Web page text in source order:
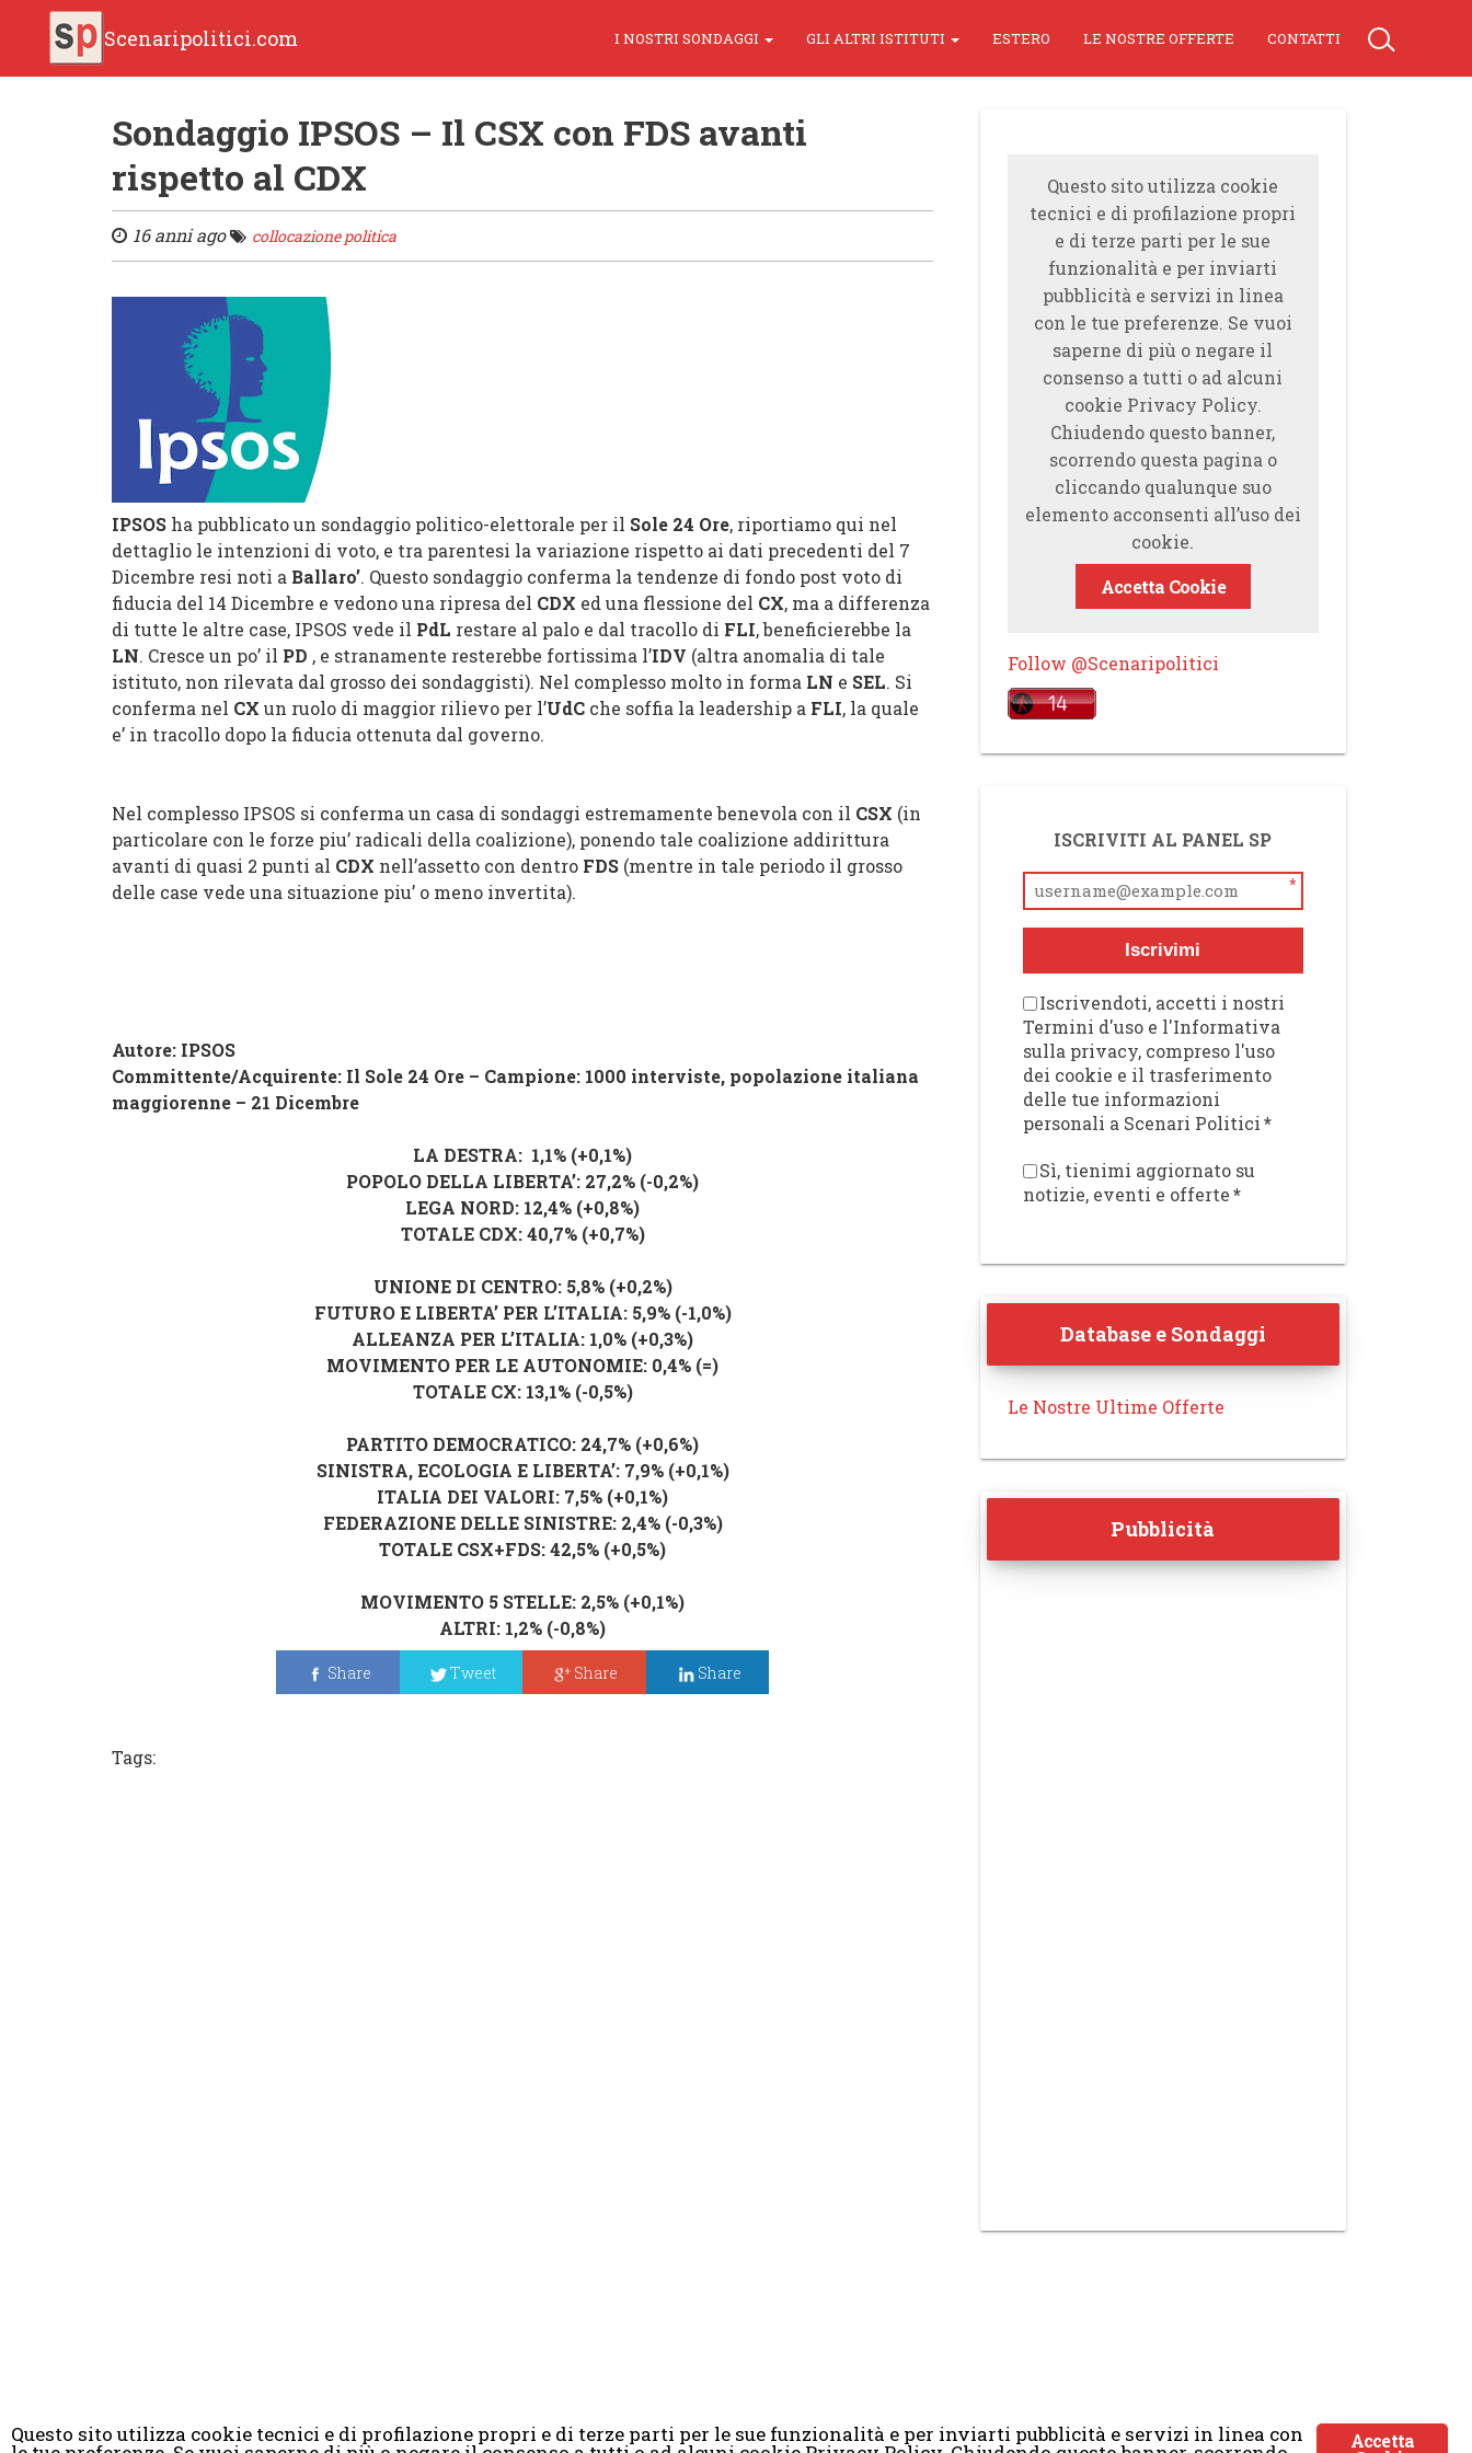
Scenaripolitici.com I NOSTRI SONDAGGI GLI ALTRI ISTITUTI ESTERO LE NOSTRE OFFERTE CONTATTI
Sondaggio IPSOS – Il CSX con FDS avanti
rispetto al CDX
16 anni ago collocazione politica
IPSOS ha pubblicato un sondaggio politico-elettorale per il Sole 24 Ore, riportiamo qui nel
dettaglio le intenzioni di voto, e tra parentesi la variazione rispetto ai dati precedenti del 7
Dicembre resi noti a Ballaro’. Questo sondaggio conferma la tendenze di fondo post voto di
fiducia del 14 Dicembre e vedono una ripresa del CDX ed una flessione del CX, ma a differenza
di tutte le altre case, IPSOS vede il PdL restare al palo e dal tracollo di FLI, beneficierebbe la
LN. Cresce un po’ il PD , e stranamente resterebbe fortissima l’IDV (altra anomalia di tale
istituto, non rilevata dal grosso dei sondaggisti). Nel complesso molto in forma LN e SEL. Si
conferma nel CX un ruolo di maggior rilievo per l’UdC che soffia la leadership a FLI, la quale
e’ in tracollo dopo la fiducia ottenuta dal governo.
Nel complesso IPSOS si conferma un casa di sondaggi estremamente benevola con il CSX (in
particolare con le forze piu’ radicali della coalizione), ponendo tale coalizione addirittura
avanti di quasi 2 punti al CDX nell’assetto con dentro FDS (mentre in tale periodo il grosso
delle case vede una situazione piu’ o meno invertita).
Autore: IPSOS
Committente/Acquirente: Il Sole 24 Ore – Campione: 1000 interviste, popolazione italiana
maggiorenne – 21 Dicembre
LA DESTRA: 1,1% (+0,1%)
POPOLO DELLA LIBERTA’: 27,2% (-0,2%)
LEGA NORD: 12,4% (+0,8%)
TOTALE CDX: 40,7% (+0,7%)
UNIONE DI CENTRO: 5,8% (+0,2%)
FUTURO E LIBERTA’ PER L’ITALIA: 5,9% (-1,0%)
ALLEANZA PER L’ITALIA: 1,0% (+0,3%)
MOVIMENTO PER LE AUTONOMIE: 0,4% (=)
TOTALE CX: 13,1% (-0,5%)
PARTITO DEMOCRATICO: 24,7% (+0,6%)
SINISTRA, ECOLOGIA E LIBERTA’: 7,9% (+0,1%)
ITALIA DEI VALORI: 7,5% (+0,1%)
FEDERAZIONE DELLE SINISTRE: 2,4% (-0,3%)
TOTALE CSX+FDS: 42,5% (+0,5%)
MOVIMENTO 5 STELLE: 2,5% (+0,1%)
ALTRI: 1,2% (-0,8%)
Share Tweet Share Share
Tags:
Questo sito utilizza cookie
tecnici e di profilazione propri
e di terze parti per le sue
funzionalità e per inviarti
pubblicità e servizi in linea
con le tue preferenze. Se vuoi
saperne di più o negare il
consenso a tutti o ad alcuni
cookie Privacy Policy.
Chiudendo questo banner,
scorrendo questa pagina o
cliccando qualunque suo
elemento acconsenti all’uso dei
cookie.
Accetta Cookie
Follow @Scenaripolitici
ISCRIVITI AL PANEL SP
*
Iscrivimi
Iscrivendoti, accetti i nostri
Termini d'uso e l'Informativa
sulla privacy, compreso l'uso
dei cookie e il trasferimento
delle tue informazioni
personali a Scenari Politici*
Sì, tienimi aggiornato su
notizie, eventi e offerte*
Database e Sondaggi
Le Nostre Ultime Offerte
Pubblicità
Accetta
Questo sito utilizza cookie tecnici e di profilazione propri e di terze parti per le sue funzionalità e per inviarti pubblicità e servizi in linea con